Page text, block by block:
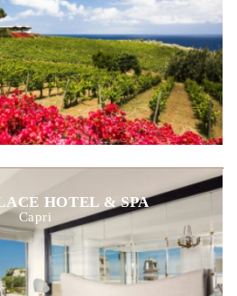
HOTEL & SPA
Capri